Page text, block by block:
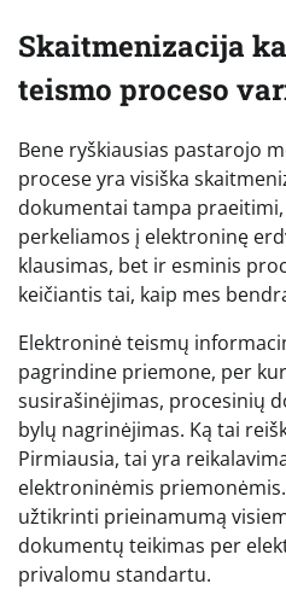
Skaitmenizacija
teismo proceso
Bene ryškiausias pastarojo
procese yra visiška
dokumentai tampa
perkeliamos į elektroninę
klausimas, bet ir esminis
keičiantis tai, kaip mes
Elektroninė teismų
pagrindine priemone, per
susirašinėjimas, procesinių
bylų nagrinėjimas. Ką tai
Pirmiausia, tai yra
elektroninėmis
užtikrinti prieinamumą
dokumentų teikimas per
privalomu standartu.